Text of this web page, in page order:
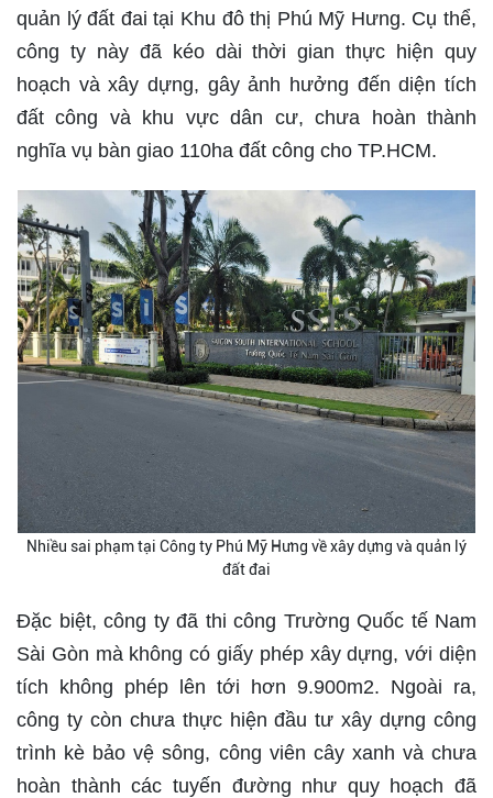
quản lý đất đai tại Khu đô thị Phú Mỹ Hưng. Cụ thể,
công ty này đã kéo dài thời gian thực hiện quy
hoạch và xây dựng, gây ảnh hưởng đến diện tích
đất công và khu vực dân cư, chưa hoàn thành
nghĩa vụ bàn giao 110ha đất công cho TP.HCM.
Nhiều sai phạm tại Công ty Phú Mỹ Hưng về xây dựng và quản lý
đất đai
Đặc biệt, công ty đã thi công Trường Quốc tế Nam
Sài Gòn mà không có giấy phép xây dựng, với diện
tích không phép lên tới hơn 9.900m2. Ngoài ra,
công ty còn chưa thực hiện đầu tư xây dựng công
trình kè bảo vệ sông, công viên cây xanh và chưa
hoàn thành các tuyến đường như quy hoạch đã